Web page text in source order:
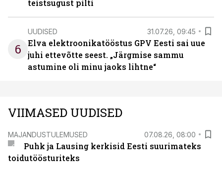
teistsugust pilti
6
UUDISED 31.07.26, 09:45
Elva elektroonikatööstus GPV Eesti sai uue
juhi ettevõtte seest. „Järgmise sammu
astumine oli minu jaoks lihtne“
VIIMASED UUDISED
MAJANDUSTULEMUSED 07.08.26, 08:00
Puhk ja Lausing kerkisid Eesti suurimateks
toidutöösturiteks